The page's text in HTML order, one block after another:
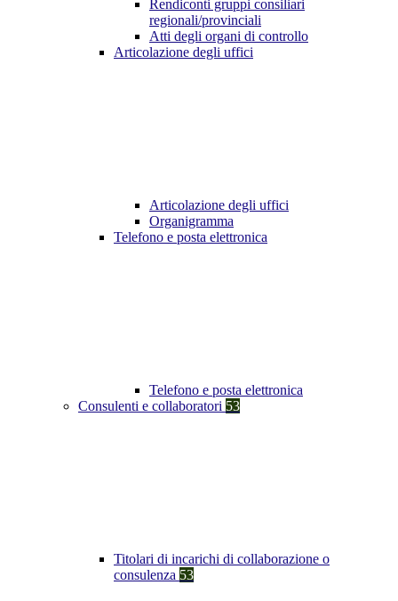
Rendiconti gruppi consiliari
regionali/provinciali
Atti degli organi di controllo
Articolazione degli uffici
Articolazione degli uffici
Organigramma
Telefono e posta elettronica
Telefono e posta elettronica
Consulenti e collaboratori 53
Titolari di incarichi di collaborazione o
consulenza 53